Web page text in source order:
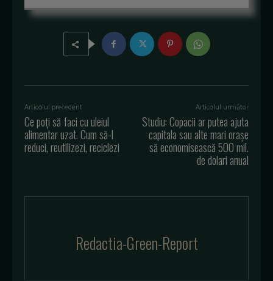
Articolul precedent
Ce poți să faci cu uleiul
alimentar uzat. Cum să-l
reduci, reutilizezi, reciclezi
Articolul următor
Studiu: Copacii ar putea ajuta
capitala sau alte mari orașe
să economisească 500 mil.
de dolari anual
Redactia-Green-Report